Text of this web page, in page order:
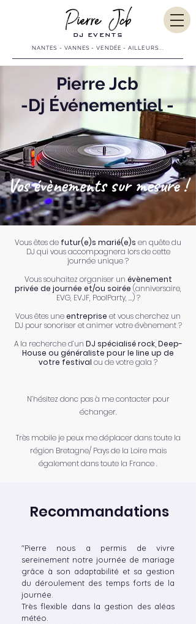
NANTES - VANNES - VENDÉE - AILLEURS...
DJ EVENTS
Pierre Jcb
-Dj Événementiel -
Vos évènements sur mesure !
Vous êtes de futur(e)s marié(e)s en quête du
DJ qui vous accompagnera lors de cette
journée unique ?
Vous souhaitez organiser un évènement
privée de journée et/ou soirée (anniversaire,
EVG, EVJF, PoolParty, ...) ?
Vous êtes uneentreprise et vous cherchez un
DJ pour sonoriser et animer votre évènement ?
A la recherche d’un DJ spécialisé rock, Deep-
House ou généraliste pour le line up de
votre festival ou de votre gala ?
N’hésitez donc pas à me contacter pour
échanger.
Très mobile je peux me déplacer dans toute la
région Bretagne/ Pays de la Loire mais
également dans toute la France .
Recommandations
"Pierre nous a permis de vivre
sereinement notre journée de mariage
grâce à son adaptabilité et sa gestion
du déroulement des temps forts de la
journée.
Très flexible dans la gestion des aléas
météo.